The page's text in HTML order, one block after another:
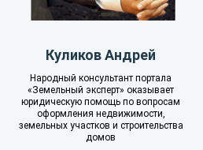
Куликов Андрей
Народный консультант портала
«Земельный эксперт» оказывает
юридическую помощь по вопросам
оформления недвижимости,
земельных участков и строительства
домов